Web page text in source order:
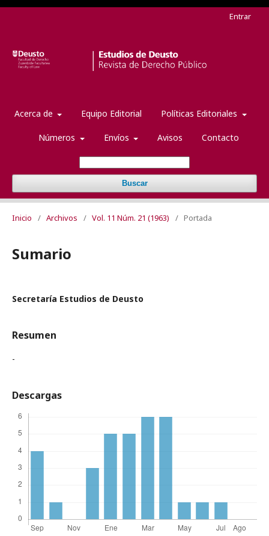
Acerca de Equipo Editorial Políticas Editoriales
Números Envíos Avisos Contacto
Buscar
Entrar
Inicio / Archivos / Vol. 11 Núm. 21 (1963) / Portada
Sumario
Secretaría Estudios de Deusto
Resumen
-
Descargas